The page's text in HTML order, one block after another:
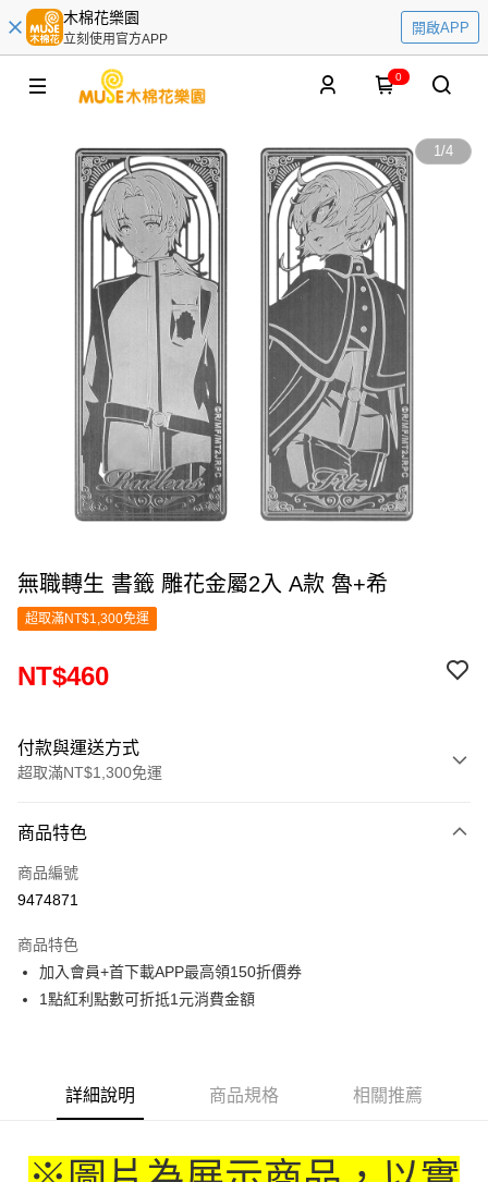
木棉花樂園
立刻使用官方APP
開啟APP
0
1/4
無職轉生 書籤 雕花金屬2入 A款 魯+希
超取滿NT$1,300免運
NT$460
付款與運送方式
超取滿NT$1,300免運
信用卡一次付款
超商取貨付款
Apple Pay
悠遊付
ATM付款
全家取貨付款
商品特色
商品編號
9474871
商品特色
加入會員+首下載APP最高領150折價券
1點紅利點數可折抵1元消費金額
詳細說明 商品規格 相關推薦